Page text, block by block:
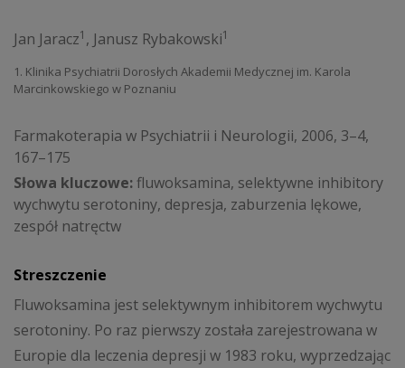
Jan Jaracz1 , Janusz Rybakowski1
1. Klinika Psychiatrii Dorosłych Akademii Medycznej im. Karola
Marcinkowskiego w Poznaniu
Farmakoterapia w Psychiatrii i Neurologii, 2006, 3–4,
167–175
Słowa kluczowe:fluwoksamina, selektywne inhibitory
wychwytu serotoniny, depresja, zaburzenia lękowe,
zespół natręctw
Streszczenie
Fluwoksamina jest selektywnym inhibitorem wychwytu
serotoniny. Po raz pierwszy została zarejestrowana w
Europie dla leczenia depresji w 1983 roku, wyprzedzając